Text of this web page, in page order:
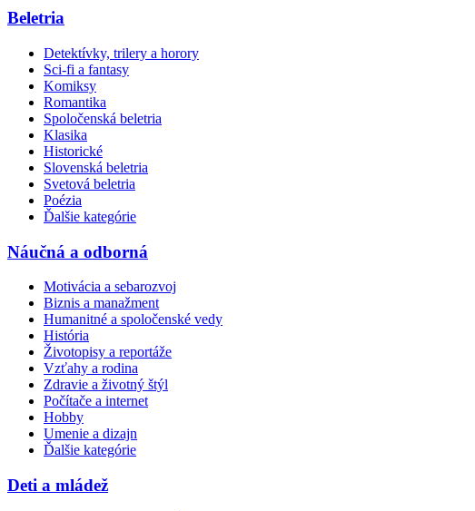
Beletria
Detektívky, trilery a horory
Sci-fi a fantasy
Komiksy
Romantika
Spoločenská beletria
Klasika
Historické
Slovenská beletria
Svetová beletria
Poézia
Ďalšie kategórie
Náučná a odborná
Motivácia a sebarozvoj
Biznis a manažment
Humanitné a spoločenské vedy
História
Životopisy a reportáže
Vzťahy a rodina
Zdravie a životný štýl
Počítače a internet
Hobby
Umenie a dizajn
Ďalšie kategórie
Deti a mládež